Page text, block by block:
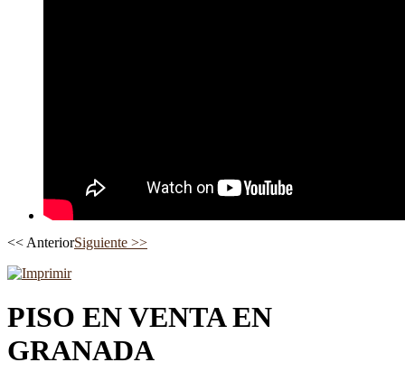
<< AnteriorSiguiente >>
PISO EN VENTA EN
GRANADA